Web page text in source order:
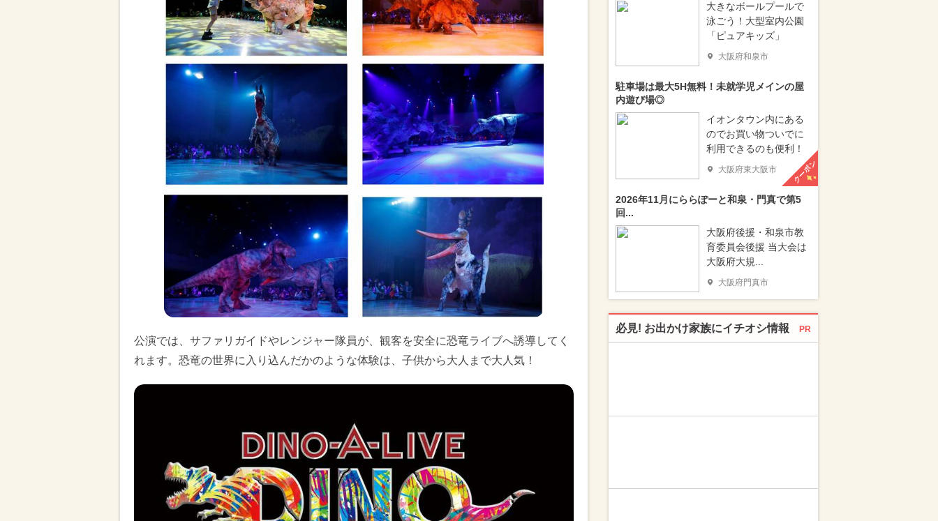
公演では、サファリガイドやレンジャー隊員が、観客を安全に恐竜ライブへ誘導してく
れます。恐竜の世界に入り込んだかのような体験は、子供から大人まで大人気！
大きなボールプールで
泳ごう！大型室内公園
「ピュアキッズ」
大阪府和泉市
駐車場は最大5H無料！未就学児メインの屋
内遊び場◎
イオンタウン内にある
のでお買い物ついでに
利用できるのも便利！
大阪府東大阪市 クーポン
2026年11月にららぽーと和泉・門真で第5
回...
大阪府後援・和泉市教
育委員会後援 当大会は
大阪府大規...
大阪府門真市
必見! お出かけ家族にイチオシ情報 PR